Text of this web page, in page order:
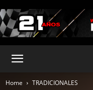
Home TRADICIONALES